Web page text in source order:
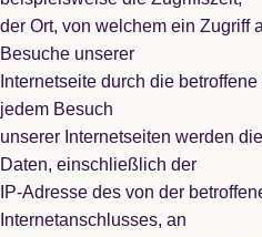
der Ort, von welchem ein Zugriff
Besuche unserer
Internetseite durch die
jedem Besuch
unserer Internetseiten werden
Daten, einschließlich der
IP-Adresse des von der
Internetanschlusses, an